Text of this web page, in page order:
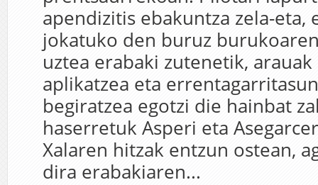
apendizitis ebakuntza zela-eta,
jokatuko den buruz
uztea erabaki zutenetik,
aplikatzea eta
begiratzea egotzi die hainbat
haserretuk Asperi eta
Xalaren hitzak entzun ostean,
dira erabakiaren...